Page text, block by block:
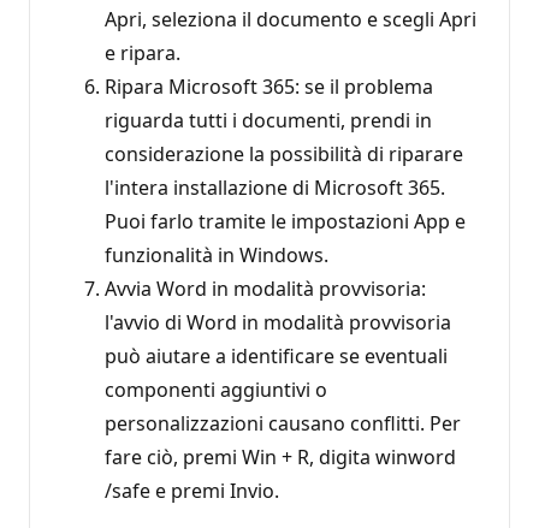
Apri, seleziona il documento e scegli Apri
e ripara.
Ripara Microsoft 365: se il problema
riguarda tutti i documenti, prendi in
considerazione la possibilità di riparare
l'intera installazione di Microsoft 365.
Puoi farlo tramite le impostazioni App e
funzionalità in Windows.
Avvia Word in modalità provvisoria:
l'avvio di Word in modalità provvisoria
può aiutare a identificare se eventuali
componenti aggiuntivi o
personalizzazioni causano conflitti. Per
fare ciò, premi Win + R, digita winword
/safe e premi Invio.